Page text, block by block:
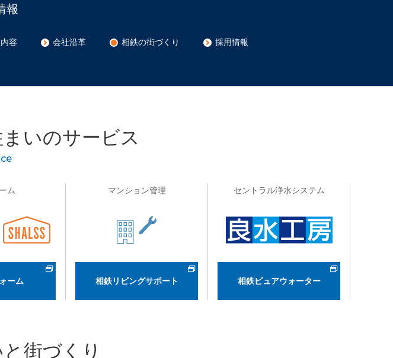
報
容 会社沿革 相鉄の街づくり 採用情報
いのサービス
ム
ーム
マンション管理
相鉄リビングサポート
セントラル浄水システム
相鉄ピュアウォーター
街づくり